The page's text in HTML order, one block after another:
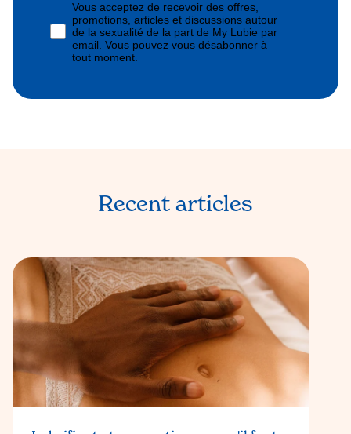
Vous acceptez de recevoir des offres,
promotions, articles et discussions autour
de la sexualité de la part de My Lubie par
email. Vous pouvez vous désabonner à
tout moment.
Recent articles